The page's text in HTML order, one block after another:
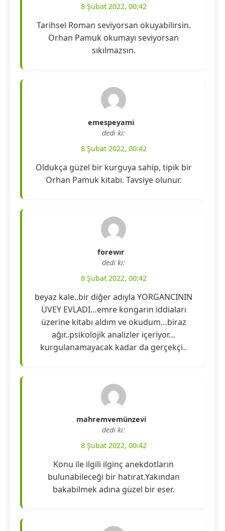
8 Şubat 2022, 00:42
Tarihsel Roman seviyorsan okuyabilirsin.
Orhan Pamuk okumayı seviyorsan
sıkılmazsın.
emespeyami
dedi ki:
8 Şubat 2022, 00:42
Oldukça güzel bir kurguya sahip, tipik bir
Orhan Pamuk kitabı. Tavsiye olunur.
forewır
dedi ki:
8 Şubat 2022, 00:42
beyaz kale..bir diğer adıyla YORGANCININ
ÜVEY EVLADI…emre kongarın iddiaları
üzerine kitabı aldım ve okudum…biraz
ağır..psikolojik analizler içeriyor…
kurgulanamayacak kadar da gerçekçi..
mahremvemünzevi
dedi ki:
8 Şubat 2022, 00:42
Konu ile ilgili ilginç anekdotların
bulunabileceği bir hatırat.Yakından
bakabilmek adına güzel bir eser.